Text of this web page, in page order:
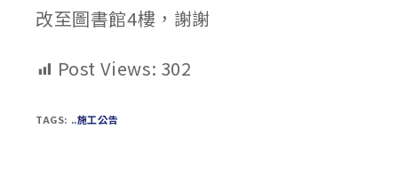
改至圖書館4樓，謝謝
Post Views: 302
TAGS: ..施工公告